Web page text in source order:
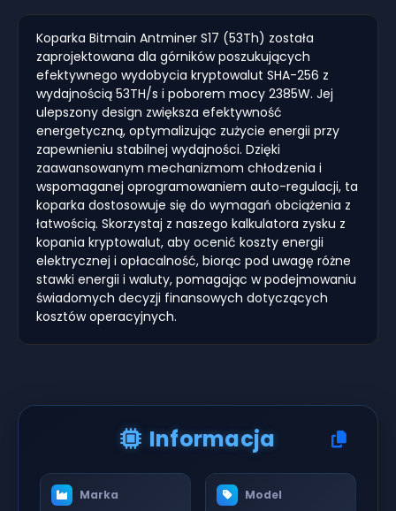
Koparka Bitmain Antminer S17 (53Th) została
zaprojektowana dla górników poszukujących
efektywnego wydobycia kryptowalut SHA-256 z
wydajnością 53TH/s i poborem mocy 2385W. Jej
ulepszony design zwiększa efektywność
energetyczną, optymalizując zużycie energii przy
zapewnieniu stabilnej wydajności. Dzięki
zaawansowanym mechanizmom chłodzenia i
wspomaganej oprogramowaniem auto-regulacji, ta
koparka dostosowuje się do wymagań obciążenia z
łatwością. Skorzystaj z naszego kalkulatora zysku z
kopania kryptowalut, aby ocenić koszty energii
elektrycznej i opłacalność, biorąc pod uwagę różne
stawki energii i waluty, pomagając w podejmowaniu
świadomych decyzji finansowych dotyczących
kosztów operacyjnych.
Informacja
Marka Model